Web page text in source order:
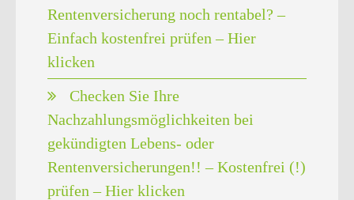
Rentenversicherung noch rentabel? –
Einfach kostenfrei prüfen – Hier
klicken
Checken Sie Ihre
Nachzahlungsmöglichkeiten bei
gekündigten Lebens- oder
Rentenversicherungen!! – Kostenfrei (!)
prüfen – Hier klicken